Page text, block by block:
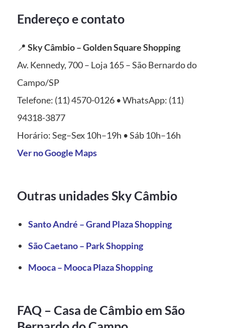
Endereço e contato
📍 Sky Câmbio – Golden Square Shopping
Av. Kennedy, 700 – Loja 165 – São Bernardo do
Campo/SP
Telefone: (11) 4570-0126 • WhatsApp: (11)
94318-3877
Horário: Seg–Sex 10h–19h • Sáb 10h–16h
Ver no Google Maps
Outras unidades Sky Câmbio
Santo André – Grand Plaza Shopping
São Caetano – Park Shopping
Mooca – Mooca Plaza Shopping
FAQ – Casa de Câmbio em São